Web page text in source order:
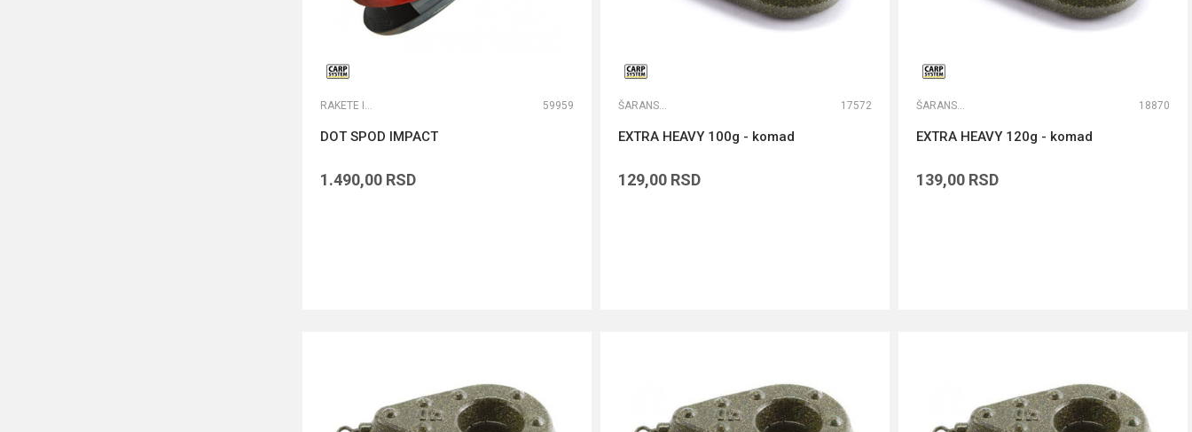
RAKETE I MARKERI 59959
DOT SPOD IMPACT
1.490,00 RSD
ŠARANSKA OLOVA 17572
EXTRA HEAVY 100g - komad
129,00 RSD
ŠARANSKA OLOVA 18870
EXTRA HEAVY 120g - komad
139,00 RSD